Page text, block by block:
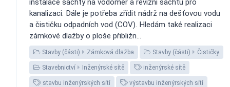
instalace šachty na vodoměr a revizní šachtu pro
kanalizaci. Dále je potřeba zřídit nádrž na dešťovou vodu
a čističku odpadních vod (COV). Hledám také realizaci
zámkové dlažby o ploše přibližn...
Stavby (části) Zámková dlažba Stavby (části) Čističky
Stavebnictví Inženýrské sítě inženýrské sítě
stavbu inženýrských sítí výstavbu inženýrských sítí